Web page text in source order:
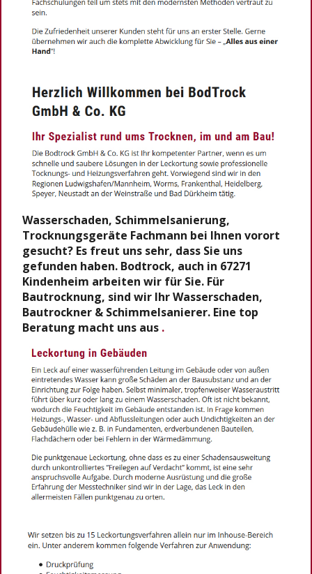
Wasserschaden, Schimmelsanierung,
Trocknungsgeräte Fachmann bei Ihnen vorort
gesucht? Es freut uns sehr, dass Sie uns
gefunden haben. Bodtrock, auch in 67271
Kindenheim arbeiten wir für Sie. Für
Bautrocknung, sind wir Ihr Wasserschaden,
Bautrockner & Schimmelsanierer. Eine top
Beratung macht uns aus .